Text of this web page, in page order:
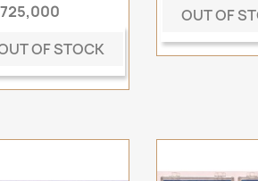
OF STOCK
OUT OF